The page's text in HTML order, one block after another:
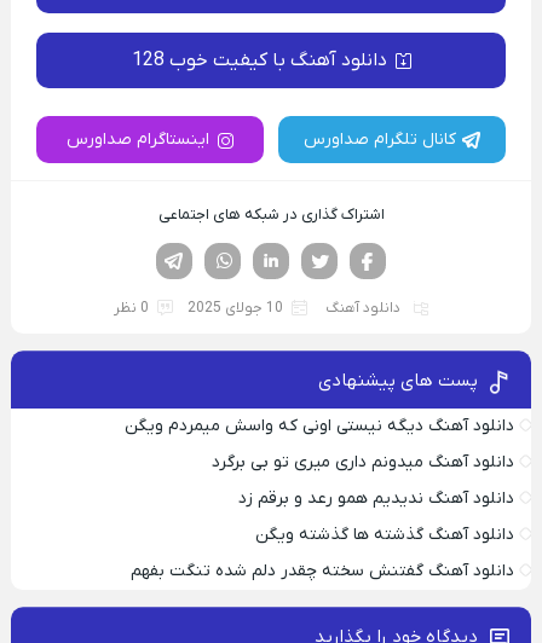
دانلود آهنگ با کیفیت خوب 128
کانال تلگرام صداورس اینستاگرام صداورس
اشتراک گذاری در شبکه های اجتماعی
لینکدین تویتر
فیسوک
دانلود آهنگ 10 جولای 2025 0 نظر
پست های پیشنهادی
دانلود آهنگ دیگه نیستی اونی که واسش میمردم ویگن
دانلود آهنگ میدونم داری میری تو بی برگرد
دانلود آهنگ ندیدیم همو رعد و برقم زد
دانلود آهنگ گذشته ها گذشته ویگن
دانلود آهنگ گفتنش سخته چقدر دلم شده تنگت بفهم
دیدگاه خود را بگذارید